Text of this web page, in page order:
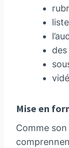
Mise en
Comme son